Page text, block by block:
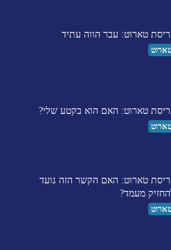
טארוט: עבר הווה עתיד
טארוט: האם הוא בקטע שלי?
טארוט: האם הקשר הזה נועד
מעמד?